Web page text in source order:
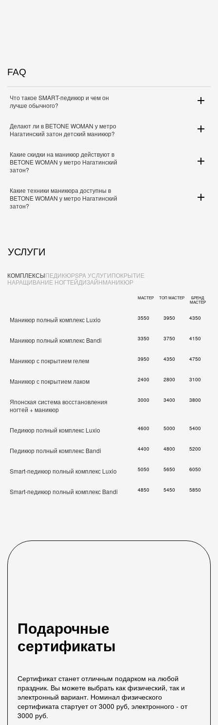
FAQ
Что такое SMART-педикюр и чем он
лучше обычного?
Делают ли в BETONE WOMAN у метро
Нагатинский затон детский маникюр?
Какие скидки на маникюр действуют в
BETONE WOMAN у метро Нагатинский
затон?
Какие техники маникюра доступны в
BETONE WOMAN у метро Нагатинский
затон?
УСЛУГИ
КОМПЛЕКСЫПЕДИКЮРSPA УСЛУГИПОКРЫТИЕ
НАРАЩИВАНИЕ НОГТЕЙДИЗАЙНМАНИКЮР
МАСТЕР ТОП МАСТЕР
БРЕНД
МАСТЕР
Маникюр полный комплекс Luxio 3550 3950 4350
Маникюр полный комплекс Bandi 3350 3750 4150
Маникюр с покрытием гелем 3950 4350 4750
Маникюр с покрытием лаком 2400 2800 3100
Японская система восстановления
ногтей + маникюр
3000 3400 3800
Педикюр полный комплекс Luxio 4600 5000 5400
Педикюр полный комплекс Bandi 4400 4800 5200
Smart-педикюр полный комплекс Luxio 5050 5650 6050
Smart-педикюр полный комплекс Bandi 4850 5450 5850
Подарочные
сертификаты
Сертификат станет отличным подарком на любой
праздник. Вы можете выбрать как физический, так и
электронный вариант. Номинал физического
сертификата стартует от 3000 руб, электронного - от
3000 руб.